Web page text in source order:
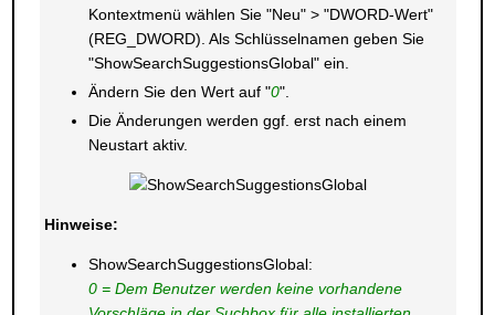
Kontextmenü wählen Sie "Neu" > "DWORD-Wert"
(REG_DWORD). Als Schlüsselnamen geben Sie
"ShowSearchSuggestionsGlobal" ein.
Ändern Sie den Wert auf "0".
Die Änderungen werden ggf. erst nach einem
Neustart aktiv.
Hinweise:
ShowSearchSuggestionsGlobal:
0 = Dem Benutzer werden keine vorhandene